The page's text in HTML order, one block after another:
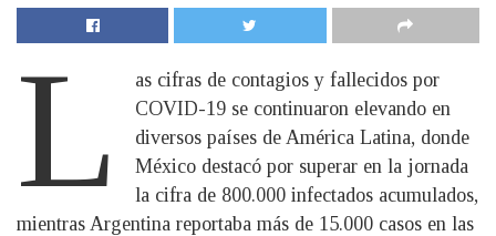
L
as cifras de contagios y fallecidos por
COVID-19 se continuaron elevando en
diversos países de América Latina, donde
México destacó por superar en la jornada
la cifra de 800.000 infectados acumulados,
mientras Argentina reportaba más de 15.000 casos en las